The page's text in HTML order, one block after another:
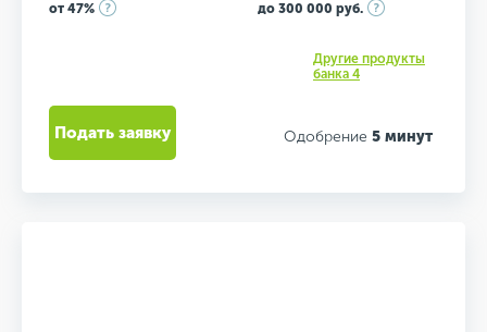
от 47%
до 300 000 руб.
Другие продукты
банка 4
Одобрение 5 минут
Подать заявку